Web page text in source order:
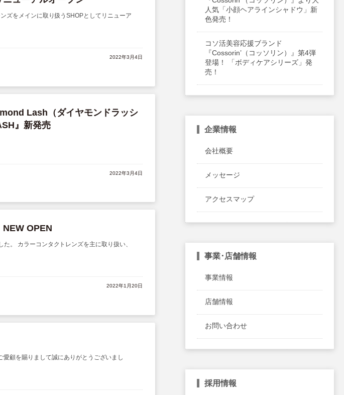
ズをメインに取り扱うSHOPとしてリニューア
2022年3月4日
Lash（ダイヤモンドラッシ
』新発売
2022年3月4日
OPEN
。 カラーコンタクトレンズを主に取り扱い、
2022年1月20日
顧を賜りまして誠にありがとうございまし
人気「小顔ヘアラインシャドウ」新
色発売！
コソ活美容応援ブランド
『Cossorin’（コッソリン）』第4弾
登場！ 「ボディケアシリーズ」発
売！
企業情報
会社概要
メッセージ
アクセスマップ
事業･店舗情報
事業情報
店舗情報
お問い合わせ
採用情報